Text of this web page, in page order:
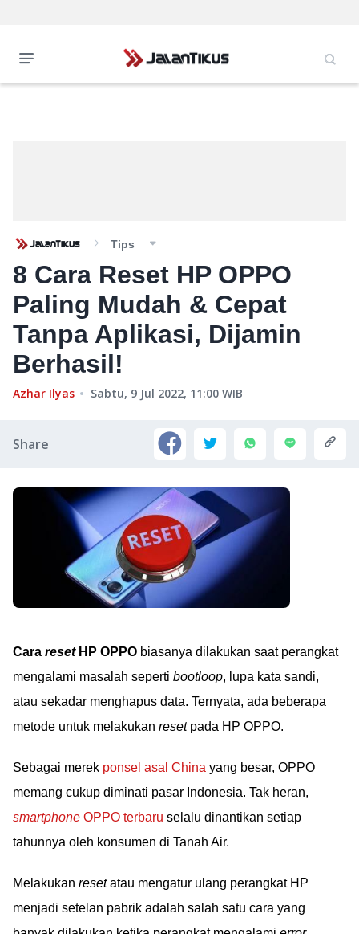
Tips
8 Cara Reset HP OPPO
Paling Mudah & Cepat
Tanpa Aplikasi, Dijamin
Berhasil!
Azhar Ilyas Sabtu, 9 Jul 2022, 11:00 WIB
Share
Cara resetHP OPPO biasanya dilakukan saat perangkat
mengalami masalah seperti bootloop, lupa kata sandi,
atau sekadar menghapus data. Ternyata, ada beberapa
metode untuk melakukan resetpada HP OPPO.
Sebagai merek ponsel asal China yang besar, OPPO
memang cukup diminati pasar Indonesia. Tak heran,
smartphone OPPO terbaru selalu dinantikan setiap
tahunnya oleh konsumen di Tanah Air.
Melakukan resetatau mengatur ulang perangkat HP
menjadi setelan pabrik adalah salah satu cara yang